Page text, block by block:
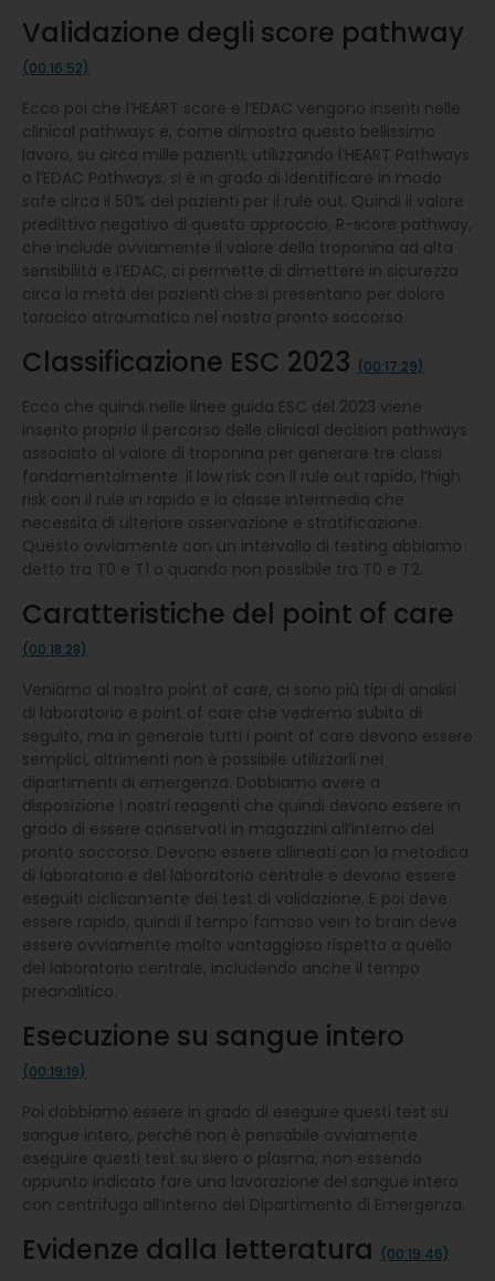
Validazione degli score pathway
(00:16:52)
Ecco poi che l’HEART score e l’EDAC vengono inseriti nelle
clinical pathways e, come dimostra questo bellissimo
lavoro, su circa mille pazienti, utilizzando l’HEART Pathways
o l’EDAC Pathways, si è in grado di identificare in modo
safe circa il 50% dei pazienti per il rule out. Quindi il valore
predittivo negativo di questo approccio, R-score pathway,
che include ovviamente il valore della troponina ad alta
sensibilità e l’EDAC, ci permette di dimettere in sicurezza
circa la metà dei pazienti che si presentano per dolore
toracico atraumatico nel nostro pronto soccorso.
Classificazione ESC 2023 (00:17:29)
Ecco che quindi nelle linee guida ESC del 2023 viene
inserito proprio il percorso delle clinical decision pathways
associato al valore di troponina per generare tre classi
fondamentalmente: il low risk con il rule out rapido, l’high
risk con il rule in rapido e la classe intermedia che
necessita di ulteriore osservazione e stratificazione.
Questo ovviamente con un intervallo di testing abbiamo
detto tra T0 e T1 o quando non possibile tra T0 e T2.
Caratteristiche del point of care
(00:18:28)
Veniamo al nostro point of care, ci sono più tipi di analisi
di laboratorio e point of care che vedremo subito di
seguito, ma in generale tutti i point of care devono essere
semplici, altrimenti non è possibile utilizzarli nei
dipartimenti di emergenza. Dobbiamo avere a
disposizione i nostri reagenti che quindi devono essere in
grado di essere conservati in magazzini all’interno del
pronto soccorso. Devono essere allineati con la metodica
di laboratorio e del laboratorio centrale e devono essere
eseguiti ciclicamente dei test di validazione. E poi deve
essere rapido, quindi il tempo famoso vein to brain deve
essere ovviamente molto vantaggioso rispetto a quello
del laboratorio centrale, includendo anche il tempo
preanalitico.
Esecuzione su sangue intero
(00:19:19)
Poi dobbiamo essere in grado di eseguire questi test su
sangue intero, perché non è pensabile ovviamente
eseguire questi test su siero o plasma, non essendo
appunto indicato fare una lavorazione del sangue intero
con centrifuga all’interno del Dipartimento di Emergenza.
Evidenze dalla letteratura (00:19:46)